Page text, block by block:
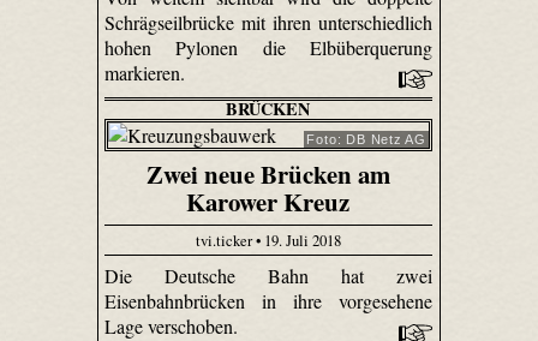
Schrägseilbrücke mit ihren unterschiedlich
hohen Pylonen die Elbüberquerung
markieren.
BRÜCKEN
Foto: DB Netz AG
Zwei neue Brücken am
Karower Kreuz
tvi.ticker • 19. Juli 2018
Die Deutsche Bahn hat zwei
Eisenbahnbrücken in ihre vorgesehene
Lage verschoben.